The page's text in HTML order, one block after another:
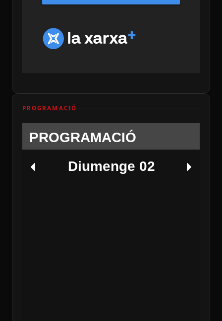
PROGRAMACIÓ
PROGRAMACIÓ
Diumenge 02